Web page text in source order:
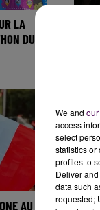
LA
DU
AU
UNE
We and
access
select
statistics or
profiles to
Deliver
data such
requested;